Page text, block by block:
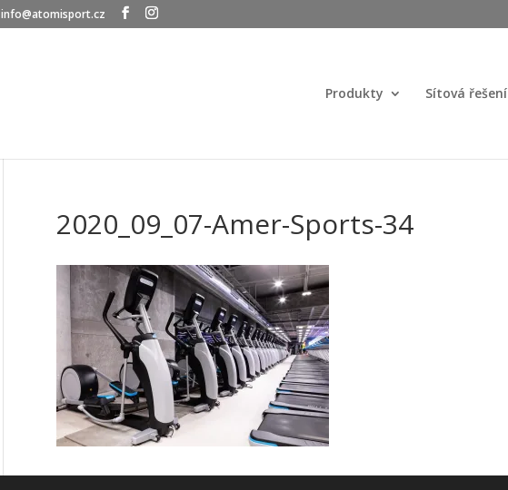
info@atomisport.cz
Produkty Sítová řešení
2020_09_07-Amer-Sports-34